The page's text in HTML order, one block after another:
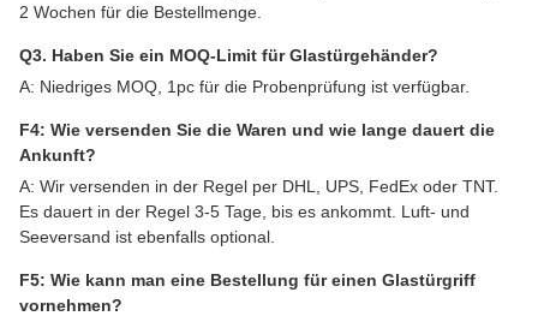
2 Wochen für die Bestellmenge.
Q3. Haben Sie ein MOQ-Limit für Glastürgehänder?
A: Niedriges MOQ, 1pc für die Probenprüfung ist verfügbar.
F4: Wie versenden Sie die Waren und wie lange dauert die
Ankunft?
A: Wir versenden in der Regel per DHL, UPS, FedEx oder TNT.
Es dauert in der Regel 3-5 Tage, bis es ankommt. Luft- und
Seeversand ist ebenfalls optional.
F5: Wie kann man eine Bestellung für einen Glastürgriff
vornehmen?